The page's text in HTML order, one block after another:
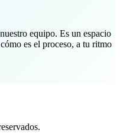
equipo. Es un espacio
es el proceso, a tu ritmo